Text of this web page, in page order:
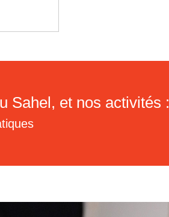
Sahel, et nos activités :